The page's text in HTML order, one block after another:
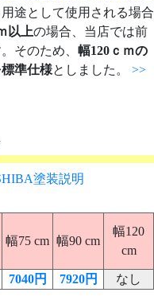
途として使用される場合
以上の場合、当店では前
そのため、 幅120ｃｍの
準仕様としました。 >>
塗装説明
幅75 cm 幅90 cm
幅120
cm
7040円 7920円 なし